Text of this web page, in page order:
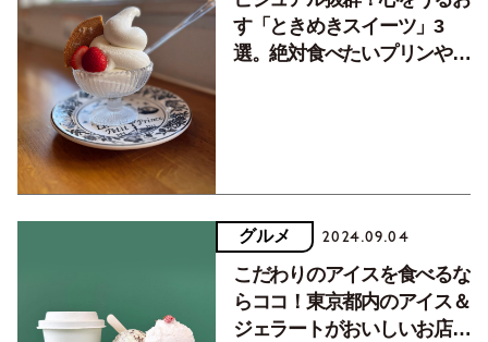
す「ときめきスイーツ」3
選。絶対食べたいプリンやパ
グルメ 2024.09.04
こだわりのアイスを食べるな
らココ！東京都内のアイス＆
ジェラートがおいしいお店3